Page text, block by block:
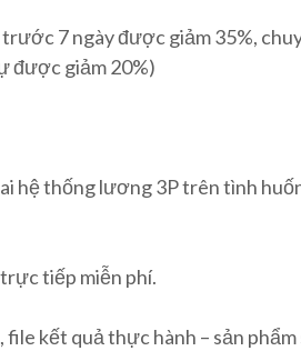
7 ngày được giảm 35%,
được giảm 20%)
hệ thống lương 3P trên tình
tiếp miễn phí.
kết quả thực hành – sản